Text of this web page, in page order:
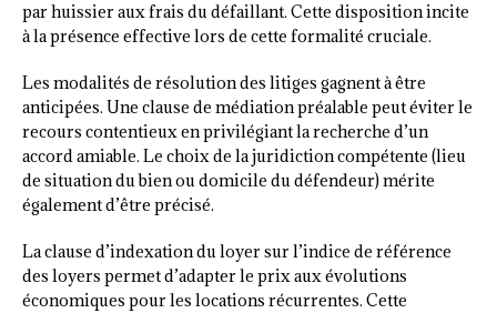
par huissier aux frais du défaillant. Cette disposition incite
à la présence effective lors de cette formalité cruciale.
Les modalités de résolution des litiges gagnent à être
anticipées. Une clause de médiation préalable peut éviter le
recours contentieux en privilégiant la recherche d’un
accord amiable. Le choix de la juridiction compétente (lieu
de situation du bien ou domicile du défendeur) mérite
également d’être précisé.
La clause d’indexation du loyer sur l’indice de référence
des loyers permet d’adapter le prix aux évolutions
économiques pour les locations récurrentes. Cette